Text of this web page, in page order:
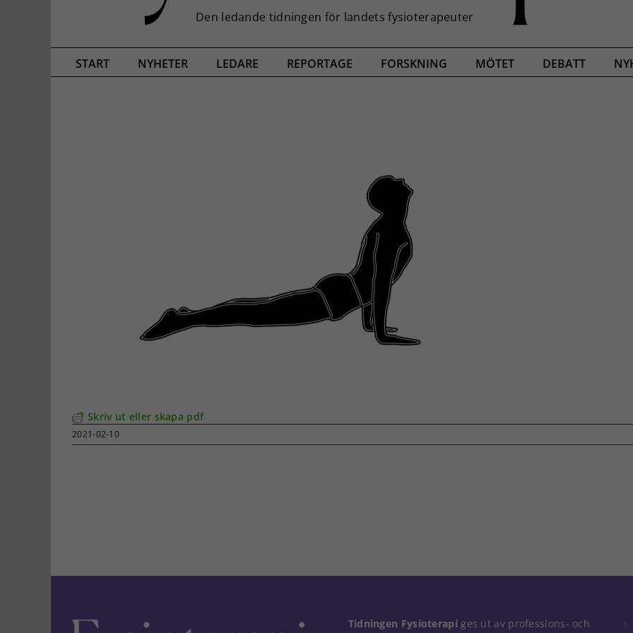
START NYHETER LEDARE REPORTAGE FORSKNING MÖTET DEBATT
Skriv ut eller skapa pdf
2021-02-10
Tidningen Fysioterapi ges ut av professions- och